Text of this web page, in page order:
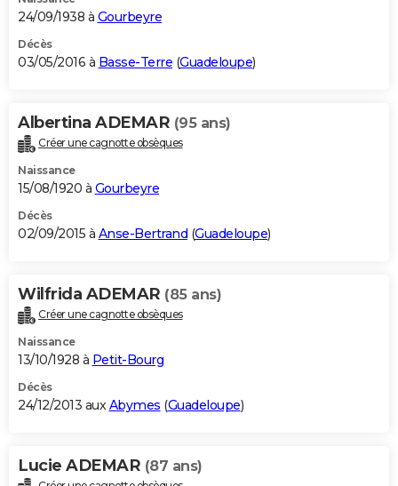
24/09/1938 à Gourbeyre
Décès
03/05/2016 à Basse-Terre (Guadeloupe)
Albertina ADEMAR (95 ans)
Créer une cagnotte obsèques
Naissance
15/08/1920 à Gourbeyre
Décès
02/09/2015 à Anse-Bertrand (Guadeloupe)
Wilfrida ADEMAR (85 ans)
Créer une cagnotte obsèques
Naissance
13/10/1928 à Petit-Bourg
Décès
24/12/2013 auxAbymes (Guadeloupe)
Lucie ADEMAR (87 ans)